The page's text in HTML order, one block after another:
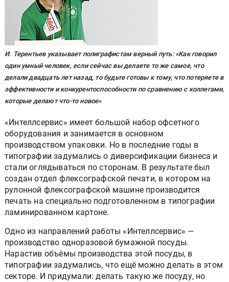
И. Терентьев указывает полиграфистам верный путь: «Как говорил
один умный человек, если сейчас вы делаете то же самое, что
делали двадцать лет назад, то будьте готовы к тому, что потеряете в
эффективности и конкурентоспособности по сравнению с коллегами,
которые делают что-то новое»
«Интеллсервис» имеет большой набор офсетного
оборудования и занимается в основном
производством упаковки. Но в последние годы в
типографии задумались о диверсификации бизнеса и
стали оглядываться по сторонам. В результате был
создан отдел флексографской печати, в котором на
рулонной флексографской машине производится
печать на специально подготовленном в типографии
ламинированном картоне.
Одно из направлений работы «Интеллсервис» —
производство одноразовой бумажной посуды.
Нарастив объёмы производства этой посуды, в
типографии задумались, что ещё можно делать в этом
секторе. И придумали: делать такую же посуду, но